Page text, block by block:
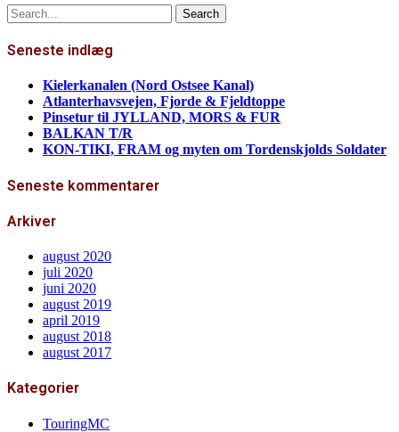
Search
for:
Seneste indlæg
Kielerkanalen (Nord Ostsee Kanal)
Atlanterhavsvejen, Fjorde & Fjeldtoppe
Pinsetur til JYLLAND, MORS & FUR
BALKAN T/R
KON-TIKI, FRAM og myten om Tordenskjolds Soldater
Seneste kommentarer
Arkiver
august 2020
juli 2020
juni 2020
august 2019
april 2019
august 2018
august 2017
Kategorier
TouringMC